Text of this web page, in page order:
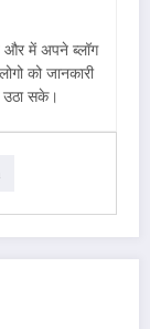
और में अपने ब्लॉग
को जानकारी
उठा सके।